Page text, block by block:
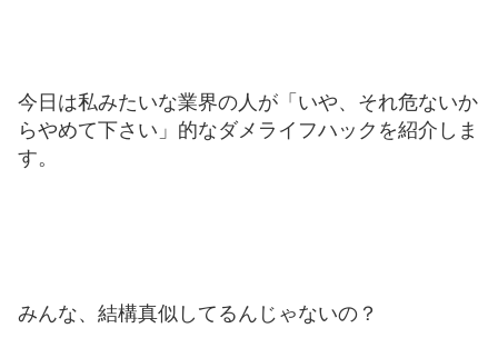
今日は私みたいな業界の人が「いや、それ危ないか
らやめて下さい」的なダメライフハックを紹介しま
す。
みんな、結構真似してるんじゃないの？